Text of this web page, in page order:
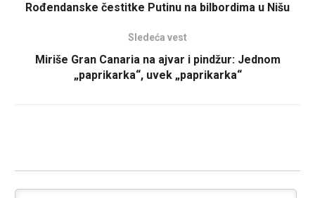
Rođendanske čestitke Putinu na bilbordima u Nišu
Sledeća vest
Miriše Gran Canaria na ajvar i pindžur: Jednom
„paprikarka“, uvek „paprikarka“